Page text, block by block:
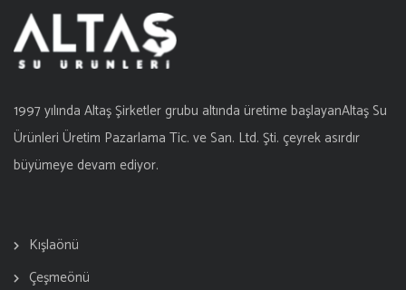
1997 yılında Altaş Şirketler grubu altında üretime başlayanAltaş Su
Ürünleri Üretim Pazarlama Tic. ve San. Ltd. Şti. çeyrek asırdır
büyümeye devam ediyor.
Kışlaönü
Çeşmeönü